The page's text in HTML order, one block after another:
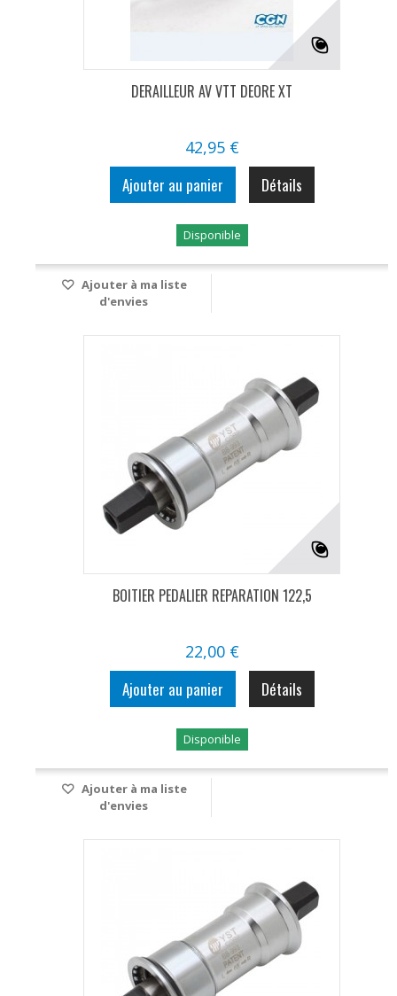
DERAILLEUR AV VTT DEORE XT
42,95 €
Ajouter au panier Détails
Disponible
Ajouter à ma liste
d'envies
BOITIER PEDALIER REPARATION 122,5
22,00 €
Ajouter au panier Détails
Disponible
Ajouter à ma liste
d'envies